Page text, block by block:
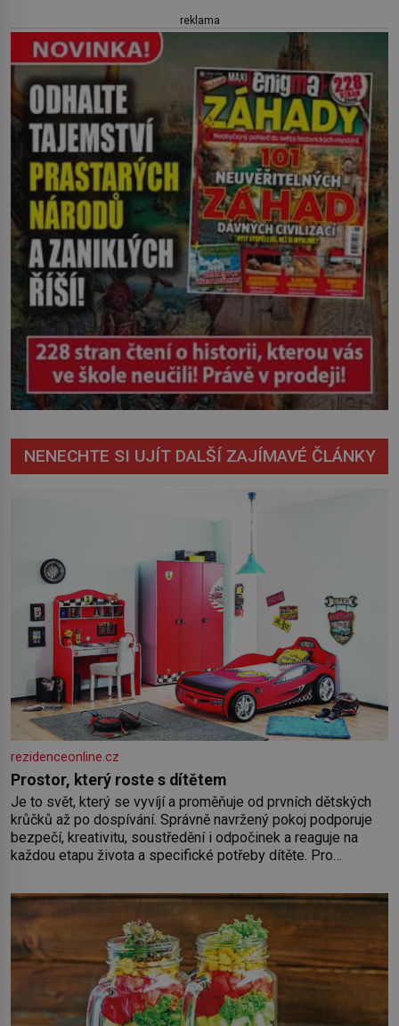
nevyřízené účty. […]
bolestně strhl ruku, ale další úder ho
zasáhl dříve, než si vůbec uvědomil
pohyb: tiše, nelidsky přesně. „Odkud…?“
zachrčel starší student, ale v houštině
na břehu nebyl nikdo, kdo by po nich
mohl cokoliv házet. A když se […]
reklama
NENECHTE SI UJÍT DALŠÍ ZAJÍMAVÉ ČLÁNKY
rezidenceonline.cz
Prostor, který roste s dítětem
Je to svět, který se vyvíjí a proměňuje od prvních dětských
krůčků až po dospívání. Správně navržený pokoj podporuje
bezpečí, kreativitu, soustředění i odpočinek a reaguje na
každou etapu života a specifické potřeby dítěte. Pro
by pokoj miminka měl působit především klidně a útulně.
Předškolní věk je